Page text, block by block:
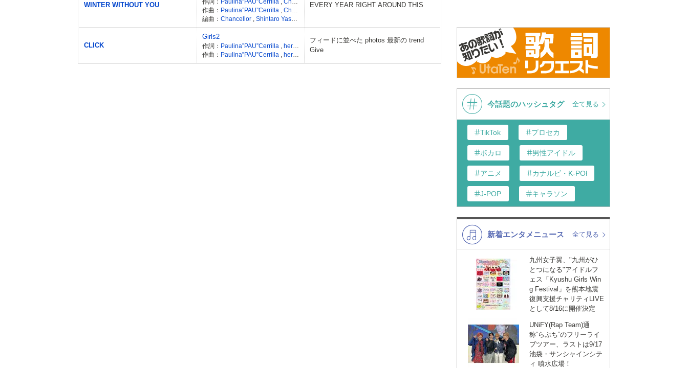
WINTER WITHOUT YOU
作曲： Paulina”PAU”Cerrilla Chancellor
編曲： Chancellor Shintaro Yasuda ,
EVERY YEAR RIGHT AROUND THIS
CLICK
Girls2
作詞： Paulina”PAU”Cerrilla her0ism Che'Nelle 伊藤祥平 Yui Mugino
Christopher Jackson
作曲： Paulina”PAU”Cerrilla her0ism Che'Nelle Christopher Jackson
フィードに並べた photos 最新の trend
Give
今話題のハッシュタグ 全て見る
TikTok プロセカ
ボカロ 男性アイドル
アニメ カナルビ・K-POP和訳
J-POP キャラソン
K-POP バンド
洋楽
VTuber ディズニー
新着エンタメニュース 全て見る
九州女子翼、"九州がひ
とつになる"アイドルフ
ェス「Kyushu Girls Win
g Festival」を熊本地震
復興支援チャリティLIVE
として8/16に開催決定
UNiFY(Rap Team)通
称“らぷち”のフリーライ
ブツアー、ラストは9/17
池袋・サンシャインシテ
ィ 噴水広場！